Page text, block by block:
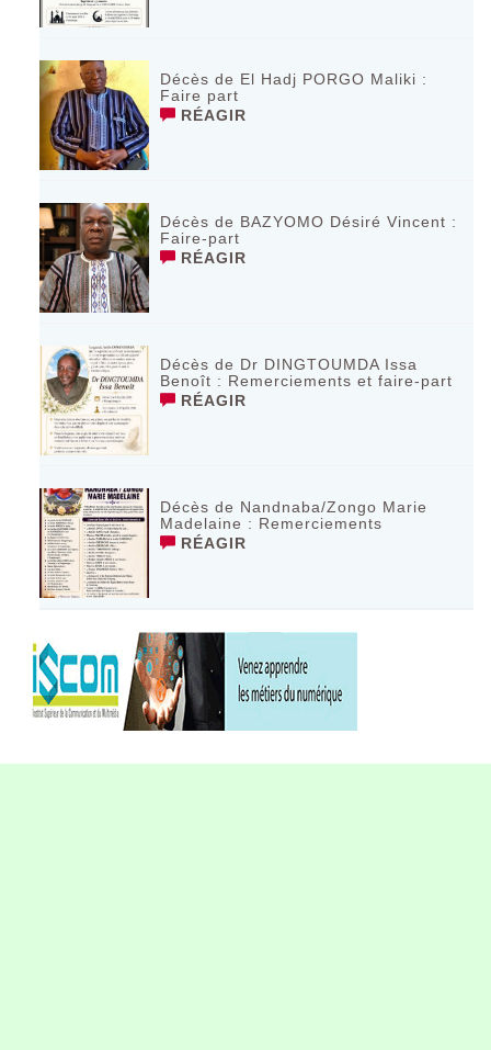
Décès de El Hadj PORGO Maliki :
Faire part
RÉAGIR
Décès de BAZYOMO Désiré Vincent :
Faire-part
RÉAGIR
Décès de Dr DINGTOUMDA Issa
Benoît : Remerciements et faire-part
RÉAGIR
Décès de Nandnaba/Zongo Marie
Madelaine : Remerciements
RÉAGIR